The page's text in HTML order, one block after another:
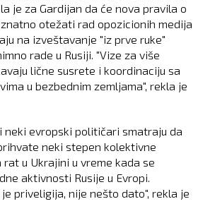
je za Gardijan da će nova pravila o
otežati rad opozicionih medija
na izveštavanje "iz prve ruke"
rade u Rusiji. "Vize za više
lične susrete i koordinaciju sa
u bezbednim zemljama", rekla je
neki evropski političari smatraju da
neki stepen kolektivne
u Ukrajini u vreme kada se
aktivnosti Rusije u Evropi.
je priveligija, nije nešto dato", rekla je